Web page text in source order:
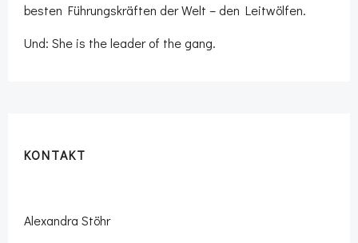
besten Führungskräften der Welt – den Leitwölfen.
Und: She is the leader of the gang.
KONTAKT
Alexandra Stöhr